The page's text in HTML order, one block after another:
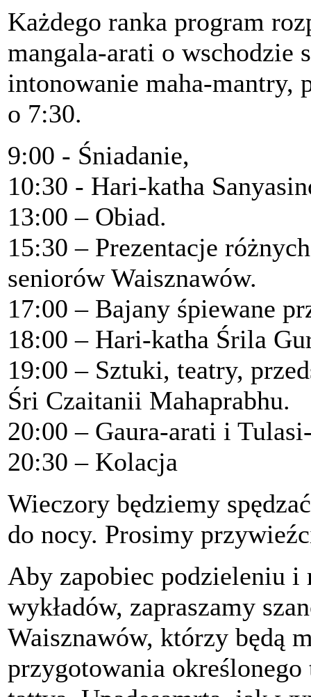
Każdego ranka program
mangala-arati o wschodzie
intonowanie maha-mantry,
o 7:30.
9:00 - Śniadanie,
10:30 - Hari-katha
13:00 – Obiad.
15:30 – Prezentacje
seniorów Waisznawów.
17:00 – Bajany śpiewane
18:00 – Hari-katha Śrila
19:00 – Sztuki, teatry,
Śri Czaitanii Mahaprabhu.
20:00 – Gaura-arati i
20:30 – Kolacja
Wieczory będziemy
do nocy. Prosimy
Aby zapobiec podzieleniu i
wykładów, zapraszamy
Waisznawów, którzy będą
przygotowania